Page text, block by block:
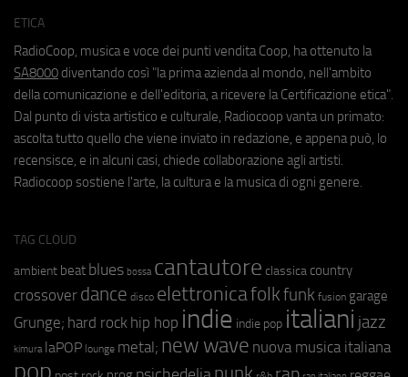
ETICA
RadioCoop, musica e voce dei punti vendita Coop, ha ottenuto la
SA8000 diventando così "la prima azienda al mondo, nell'ambito
della comunicazione e dell'editoria, a ricevere la Certificazione etica".
Dal punto di vista artistico e culturale, Radiocoop vanta un primato:
ascolta tutto quello che viene inviato in redazione, e appena può, lo
recensisce, e in alcuni casi, chiede collaborazione agli artisti.
Radiocoop sostiene l'arte, la cultura e la musica di ogni genere.
TAG CLOUD
ambient beat blues bossa cantautore classica country
crossover dance disco elettronicafolkfunk fusion garage
Grunge; hard rock hip hop indie indie pop italiani jazz
kimura laPOP lounge metal; new wave nuova musica italiana